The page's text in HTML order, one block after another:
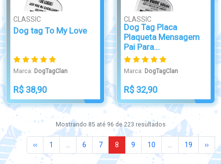
CLASSIC
Dog tag To My Love
Marca: DogTagClan
R$ 38,90
CLASSIC
Dog Tag Placa
Plaqueta Mensagem
Pai Para...
Marca: DogTagClan
R$ 32,90
Mostrando 85 até 96 de 223 resultados
‹‹ 1 ... 6 7 8 9 10 ... 19 ››